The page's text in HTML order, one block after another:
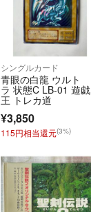
シングルカード
青眼の白龍 ウルト
ラ 状態C LB-01 遊戯
王 トレカ道
¥3,850
115円相当還元(3%)